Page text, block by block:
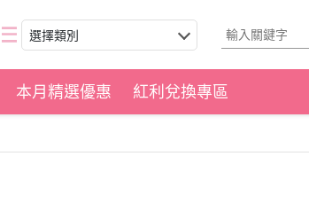
選擇類別
本月精選優惠 紅利兌換專區